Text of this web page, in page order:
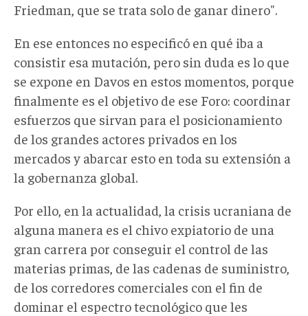
Friedman, que se trata solo de ganar dinero".
En ese entonces no especificó en qué iba a
consistir esa mutación, pero sin duda es lo que
se expone en Davos en estos momentos, porque
finalmente es el objetivo de ese Foro: coordinar
esfuerzos que sirvan para el posicionamiento
de los grandes actores privados en los
mercados y abarcar esto en toda su extensión a
la gobernanza global.
Por ello, en la actualidad, la crisis ucraniana de
alguna manera es el chivo expiatorio de una
gran carrera por conseguir el control de las
materias primas, de las cadenas de suministro,
de los corredores comerciales con el fin de
dominar el espectro tecnológico que les